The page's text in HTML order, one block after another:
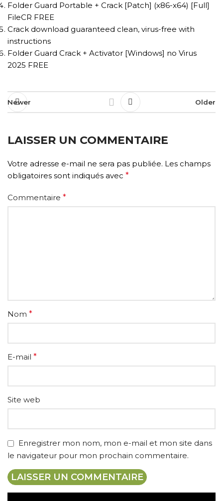
Folder Guard Portable + Crack [Patch] (x86-x64) [Full]
FileCR FREE
Crack download guaranteed clean, virus-free with
instructions
Folder Guard Crack + Activator [Windows] no Virus
2025 FREE
Newer Older
LAISSER UN COMMENTAIRE
Votre adresse e-mail ne sera pas publiée. Les champs
obligatoires sont indiqués avec *
Commentaire *
Nom *
E-mail *
Site web
Enregistrer mon nom, mon e-mail et mon site dans
le navigateur pour mon prochain commentaire.